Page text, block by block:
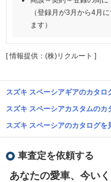
（登録月が3月から4月
ます）
[ 情報提供：(株)リクルート ]
スズキ スペーシアギアのカタロ
スズキ スペーシアカスタムのカ
スズキ スペーシアのカタログを
車査定を依頼する
あなたの愛車、今いく